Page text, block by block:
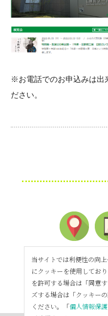
※お電話でのお申込みは出
ださい。
当サイトでは利便性の向
にクッキーを使用してお
を許可する場合は「同意
ズする場合は「クッキー
ください。「個人情報保